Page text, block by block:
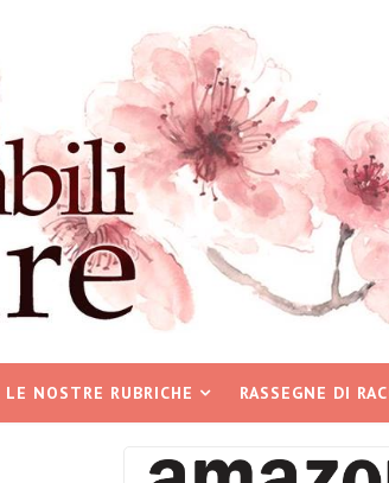
LE NOSTRE RUBRICHE RASSEGNE DI